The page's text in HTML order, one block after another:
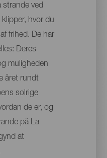
strande ved
hvor du
frihed. De har
Deres
muligheden
året rundt
solrige
de er, og
på La
at